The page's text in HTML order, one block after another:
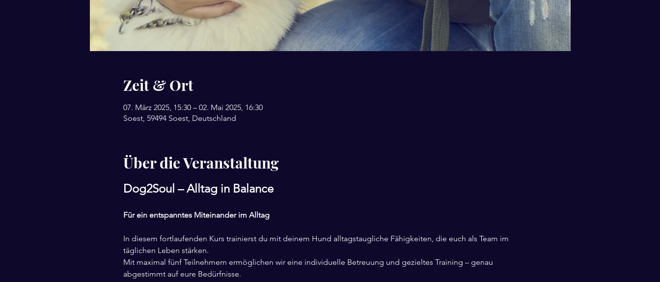
Zeit & Ort
07. März 2025, 15:30 – 02. Mai 2025, 16:30
Soest, 59494 Soest, Deutschland
Über die Veranstaltung
Dog2Soul – Alltag in Balance
Für ein entspanntes Miteinander im Alltag
In diesem fortlaufenden Kurs trainierst du mit deinem Hund alltagstaugliche Fähigkeiten, die euch als Team im
täglichen Leben stärken.
Mit maximal fünf Teilnehmern ermöglichen wir eine individuelle Betreuung und gezieltes Training – genau
abgestimmt auf eure Bedürfnisse.